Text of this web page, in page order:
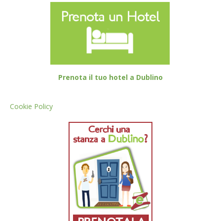
Prenota il tuo hotel a Dublino
Cookie Policy